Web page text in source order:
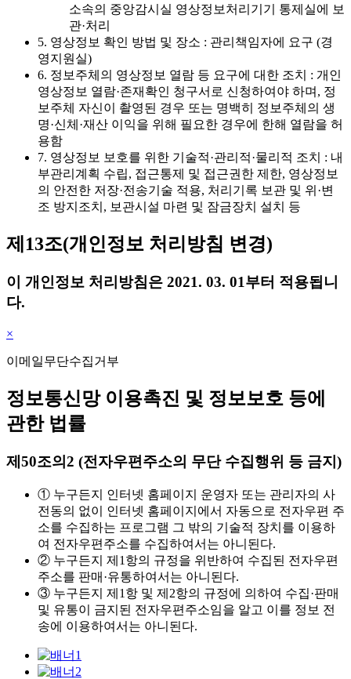
소속의 중앙감시실 영상정보처리기기 통제실에 보
관·처리
5. 영상정보 확인 방법 및 장소 : 관리책임자에 요구 (경
영지원실)
6. 정보주체의 영상정보 열람 등 요구에 대한 조치 : 개인
영상정보 열람·존재확인 청구서로 신청하여야 하며, 정
보주체 자신이 촬영된 경우 또는 명백히 정보주체의 생
명·신체·재산 이익을 위해 필요한 경우에 한해 열람을 허
용함
7. 영상정보 보호를 위한 기술적·관리적·물리적 조치 : 내
부관리계획 수립, 접근통제 및 접근권한 제한, 영상정보
의 안전한 저장·전송기술 적용, 처리기록 보관 및 위·변
조 방지조치, 보관시설 마련 및 잠금장치 설치 등
제13조(개인정보 처리방침 변경)
이 개인정보 처리방침은 2021. 03. 01부터 적용됩니
다.
×
이메일무단수집거부
정보통신망 이용촉진 및 정보보호 등에
관한 법률
제50조의2 (전자우편주소의 무단 수집행위 등 금지)
① 누구든지 인터넷 홈페이지 운영자 또는 관리자의 사
전동의 없이 인터넷 홈페이지에서 자동으로 전자우편 주
소를 수집하는 프로그램 그 밖의 기술적 장치를 이용하
여 전자우편주소를 수집하여서는 아니된다.
② 누구든지 제1항의 규정을 위반하여 수집된 전자우편
주소를 판매·유통하여서는 아니된다.
③ 누구든지 제1항 및 제2항의 규정에 의하여 수집·판매
및 유통이 금지된 전자우편주소임을 알고 이를 정보 전
송에 이용하여서는 아니된다.